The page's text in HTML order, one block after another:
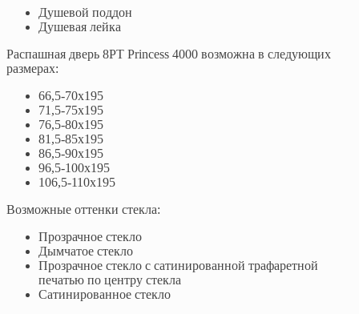
Душевой поддон
Душевая лейка
Распашная дверь 8PT Princess 4000 возможна в следующих
размерах:
66,5-70x195
71,5-75x195
76,5-80x195
81,5-85x195
86,5-90x195
96,5-100x195
106,5-110x195
Возможные оттенки стекла:
Прозрачное стекло
Дымчатое стекло
Прозрачное стекло с сатинированной трафаретной
печатью по центру стекла
Сатинированное стекло